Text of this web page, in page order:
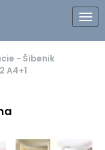
- Šibenik
A4+1